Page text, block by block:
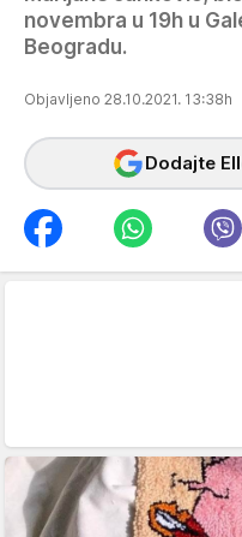
novembra u 19h u
Beogradu.
Objavljeno 28.10.2021. 13:38h
Dodajte